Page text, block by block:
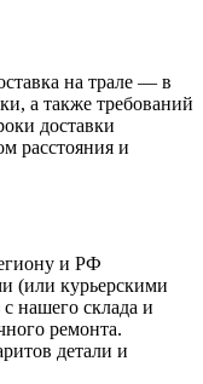
на трале — в
а также требований
доставки
расстояния и
и РФ
(или курьерскими
нашего склада и
ремонта.
детали и